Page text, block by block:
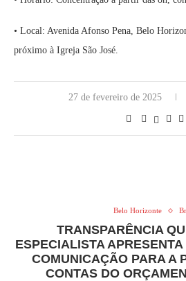
• Local: Avenida Afonso Pena, Belo
próximo à Igreja São José.
27 de fevereiro de 2025
Belo Horizonte
TRANSPARÊNCIA
ESPECIALISTA
COMUNICAÇÃO PARA A
CONTAS DO